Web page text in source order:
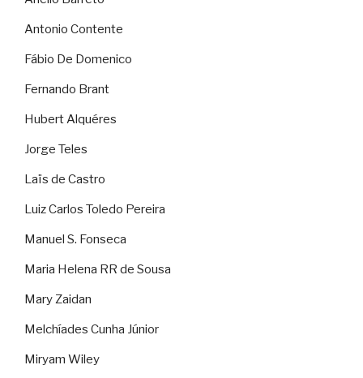
Antonio Contente
Fábio De Domenico
Fernando Brant
Hubert Alquéres
Jorge Teles
Laïs de Castro
Luiz Carlos Toledo Pereira
Manuel S. Fonseca
Maria Helena RR de Sousa
Mary Zaidan
Melchíades Cunha Júnior
Miryam Wiley